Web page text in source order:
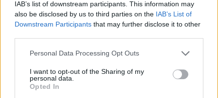
IAB’s list of downstream participants. This information may
also be disclosed by us to third parties on the IAB’s List of
Downstream Participants that may further disclose it to other
Please note that this website/app uses one or more Google
not limited to your visit or usage behaviour. You may click to
grant or deny consent to Google and its third-party tags to
use your data for below specified purposes in below Google
Personal Data Processing Opt Outs
I want to opt-out of the Sharing of my
personal data.
Opted In
Ricevi le nostre ultime news
Condividi l'articolo